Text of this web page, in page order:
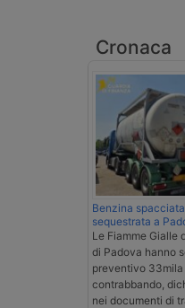
Cronaca
Benzina
sequestrata a
Le Fiamme Gialle
di Padova hanno
preventivo
contrabbando,
nei documenti di